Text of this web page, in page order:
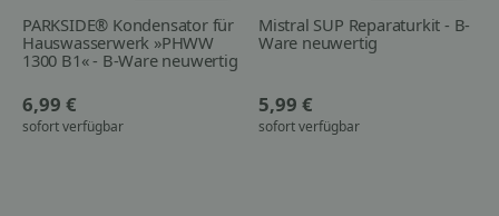
PARKSIDE® Kondensator für
Hauswasserwerk »PHWW
1300 B1« - B-Ware neuwertig
6,99 €
sofort verfügbar
Mistral SUP Reparaturkit - B-
Ware neuwertig
5,99 €
sofort verfügbar